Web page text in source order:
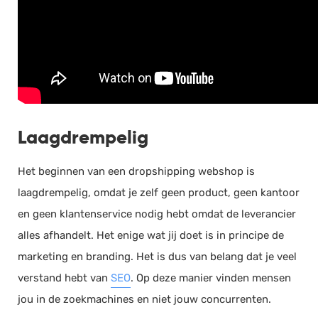
Laagdrempelig
Het beginnen van een dropshipping webshop is
laagdrempelig, omdat je zelf geen product, geen kantoor
en geen klantenservice nodig hebt omdat de leverancier
alles afhandelt. Het enige wat jij doet is in principe de
marketing en branding. Het is dus van belang dat je veel
verstand hebt van SEO. Op deze manier vinden mensen
jou in de zoekmachines en niet jouw concurrenten.